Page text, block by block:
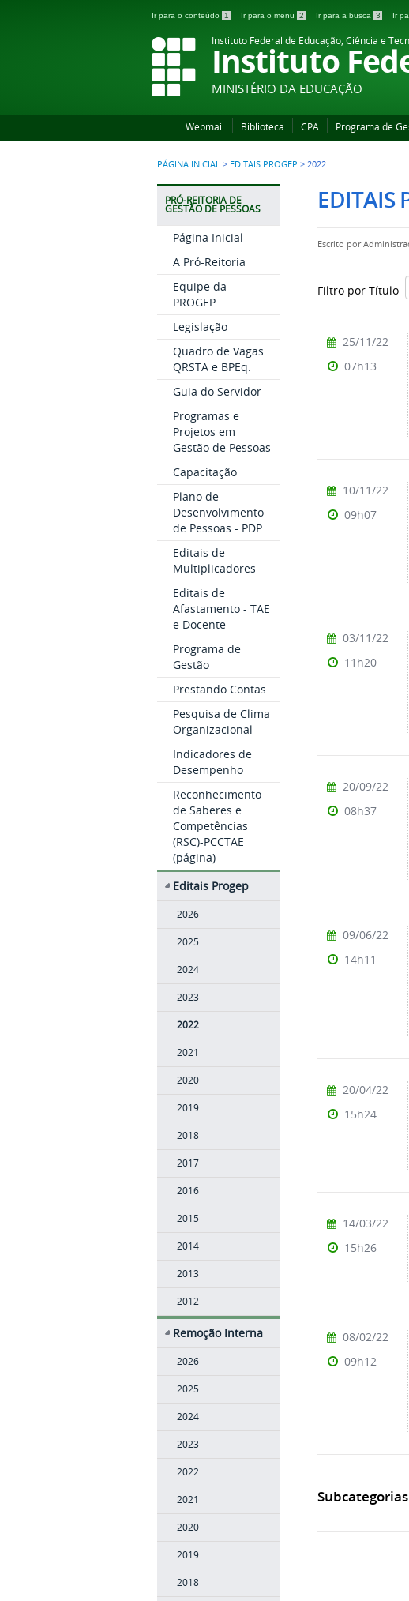
Ir para o conteúdo 1 Ir para o menu 2 Ir para a busca 3 Ir
Instituto Federal de Educação, Ciência e
Instituto
MINISTÉRIO DA EDUCAÇÃO
Webmail Biblioteca CPA Programa de
PÁGINA INICIAL > EDITAIS PROGEP > 2022
PRÓ-REITORIA DE
GESTÃO DE PESSOAS
Página Inicial
A Pró-Reitoria
Equipe da
PROGEP
Legislação
Quadro de Vagas
QRSTA e BPEq.
Guia do Servidor
Programas e
Projetos em
Gestão de Pessoas
Capacitação
Plano de
Desenvolvimento
de Pessoas - PDP
Editais de
Multiplicadores
Editais de
Afastamento - TAE
e Docente
Programa de
Gestão
Prestando Contas
Pesquisa de Clima
Organizacional
Indicadores de
Desempenho
Reconhecimento
de Saberes e
Competências
(RSC)-PCCTAE
(página)
Editais Progep
2026
2025
2024
2023
2022
2021
2020
2019
2018
2017
2016
2015
2014
2013
2012
Remoção Interna
2026
2025
2024
2023
2022
2021
2020
2019
2018
EDITAIS
Escrito por
Filtro por Título
25/11/22
07h13
10/11/22
09h07
03/11/22
11h20
20/09/22
08h37
09/06/22
14h11
20/04/22
15h24
14/03/22
15h26
08/02/22
09h12
Subcategorias